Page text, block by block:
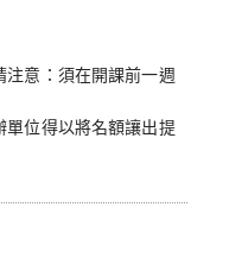
意：須在開課前一週
位得以將名額讓出提